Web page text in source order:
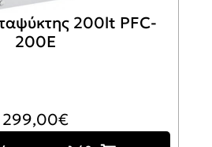
200lt PFC-
200E
299,00€